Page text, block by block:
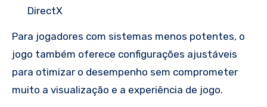
DirectX
Para jogadores com sistemas menos potentes, o
jogo também oferece configurações ajustáveis ​​
para otimizar o desempenho sem comprometer
muito a visualização e a experiência de jogo.